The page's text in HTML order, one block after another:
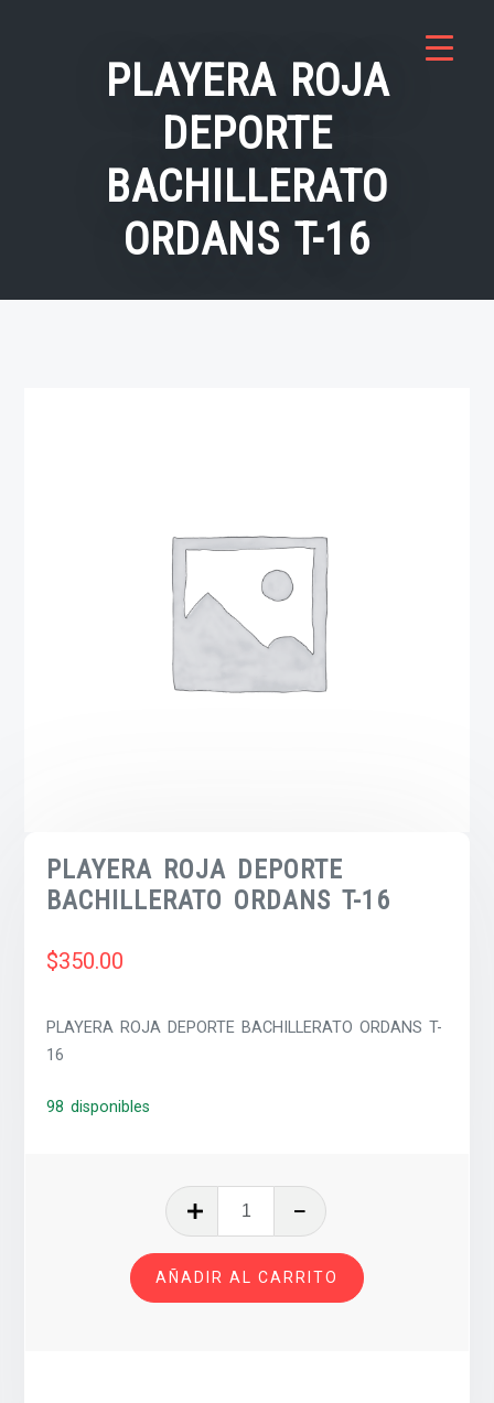
PLAYERA ROJA
DEPORTE
BACHILLERATO
ORDANS T-16
PLAYERA ROJA DEPORTE
BACHILLERATO ORDANS T-16
$350.00
PLAYERA ROJA DEPORTE BACHILLERATO ORDANS T-
16
98 disponibles
PLAYERA
DEPORTE
BACHILLERATO
ORDANS
AÑADIR AL CARRITO